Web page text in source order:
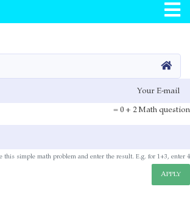
content
صفحه اصلی
E-mail
Math question
2 + 0 =
this simple math problem and enter the result. E.g. for 1+3, enter 4.
APPLY